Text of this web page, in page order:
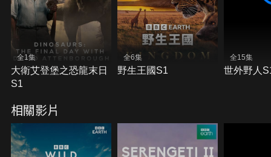
全1集
大衛艾登堡之恐龍末日
S1
全6集
野生王國S1
全15集
世外野人
相關影片